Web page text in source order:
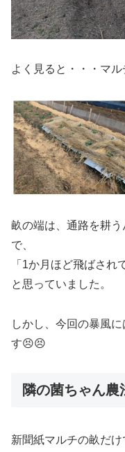
よく見ると・・・マ
畝の端は、通路を耕
で、
「1か月ほど飛ばされ
と思っていました。
しかし、今回の暴風
す😣😣
隣の菌ちゃん農
新聞紙マルチの畝だけ